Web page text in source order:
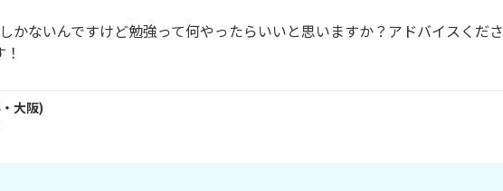
かないんですけど勉強って何やったらいいと思いますか？アドバイスくださ
大阪)